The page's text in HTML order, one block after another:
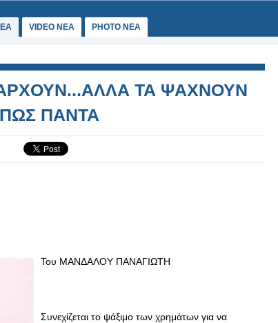
VIDEO NEA PHOTO NEA
ΤΑ ΨΑΧΝΟΥΝ
ΠΑΝΤΑ
Του ΜΑΝΔΑΛΟΥ ΠΑΝΑΓΙΩΤΗ
Συνεχίζεται το ψάξιμο των χρημάτων για να